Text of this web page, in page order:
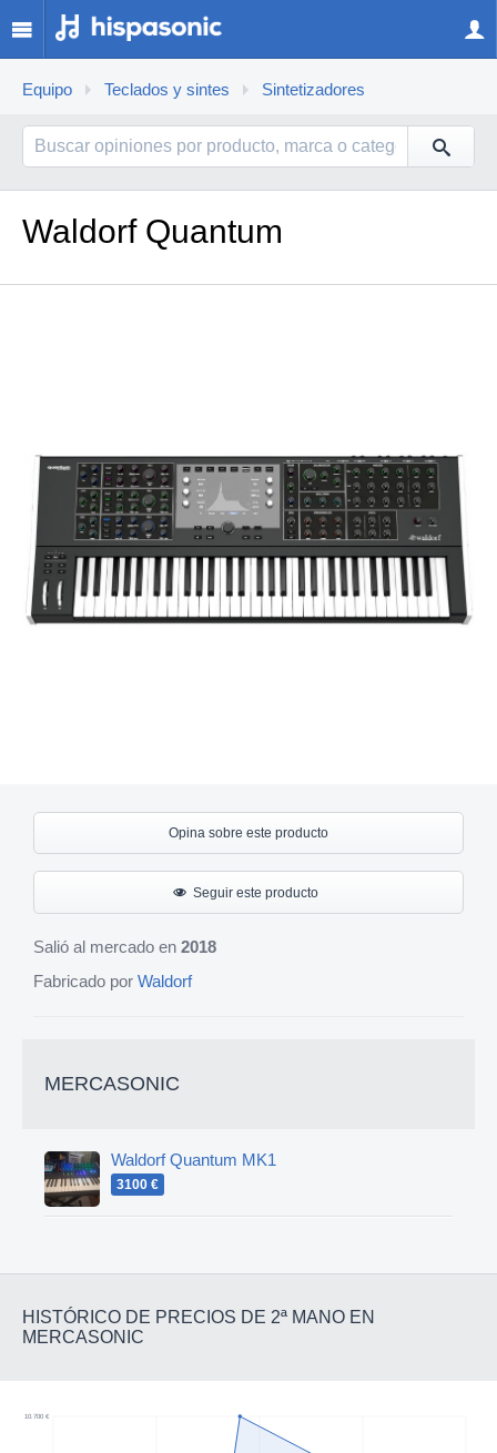
Equipo Teclados y sintes Sintetizadores
Waldorf Quantum
Opina sobre este producto
Seguir este producto
Salió al mercado en 2018
Fabricado por Waldorf
MERCASONIC
Waldorf Quantum MK1
3100 €
HISTÓRICO DE PRECIOS DE 2ª MANO EN
MERCASONIC
10.700 €